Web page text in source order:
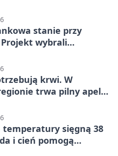
stanie przy
Projekt wybrali
krwi. W
trwa pilny apel
temperatury sięgną 38
i cień pomogą